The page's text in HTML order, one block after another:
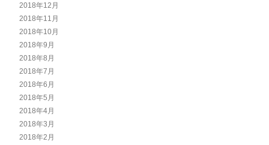
2018年12月
2018年11月
2018年10月
2018年9月
2018年8月
2018年7月
2018年6月
2018年5月
2018年4月
2018年3月
2018年2月